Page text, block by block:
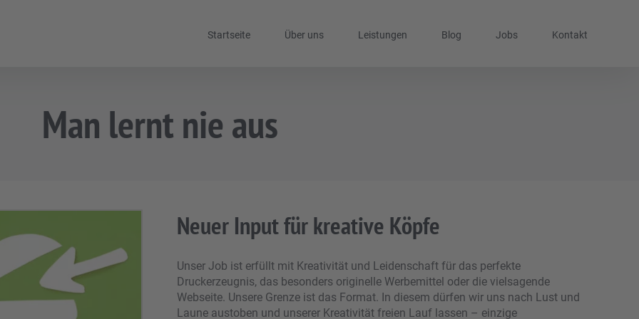
Startseite Über uns Leistungen Blog Jobs Kontakt
Man lernt nie aus
Neuer Input für kreative Köpfe
Unser Job ist erfüllt mit Kreativität und Leidenschaft für das perfekte
Druckerzeugnis, das besonders originelle Werbemittel oder die vielsagende
Webseite. Unsere Grenze ist das Format. In diesem dürfen wir uns nach Lust und
Laune austoben und unserer Kreativität freien Lauf lassen – einzige